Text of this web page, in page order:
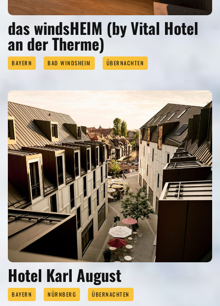
das windsHEIM (by Vital Hotel
an der Therme)
BAYERN BAD WINDSHEIM ÜBERNACHTEN
Hotel Karl August
BAYERN NÜRNBERG ÜBERNACHTEN